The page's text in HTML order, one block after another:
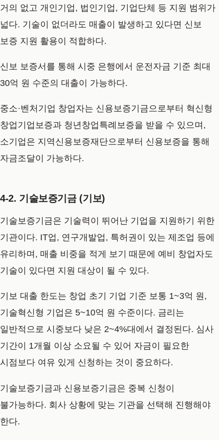
거의 없고 개인기업, 법인기업, 기업단체 등 지원 범위가
넓다. 기술이 없더라도 매출이 발생하고 있다면 신보
보증 지원 활용이 적합하다.
신보 보증서를 통해 시중 은행에서 운전자금 기준 최대
30억 원 수준의 대출이 가능하다.
중소·벤처기업 창업자는 신용보증기금으로부터 혁신형
창업기업보증과 청년창업특례보증을 받을 수 있으며,
소기업은 지역신용보증재단으로부터 신용보증을 통해
자금조달이 가능하다.
4-2. 기술보증기금 (기보)
기술보증기금은 기술력이 뛰어난 기업을 지원하기 위한
기관이다. IT업, 연구개발업, 특허권이 있는 제조업 등에
유리하며, 매출 비중을 적게 보기 때문에 예비 창업자도
기술이 있다면 지원 대상이 될 수 있다.
기보 대출 한도는 창업 초기 기업 기준 보통 1~3억 원,
기술혁신형 기업은 5~10억 원 수준이다. 금리는
일반적으로 시중보다 낮은 2~4%대에서 결정된다. 심사
기간이 1개월 이상 소요될 수 있어 자금이 필요한
시점보다 여유 있게 신청하는 것이 중요하다.
기술보증기금과 신용보증기금은 중복 신청이
불가능하다. 회사 상황에 맞는 기관을 선택해 진행해야
한다.